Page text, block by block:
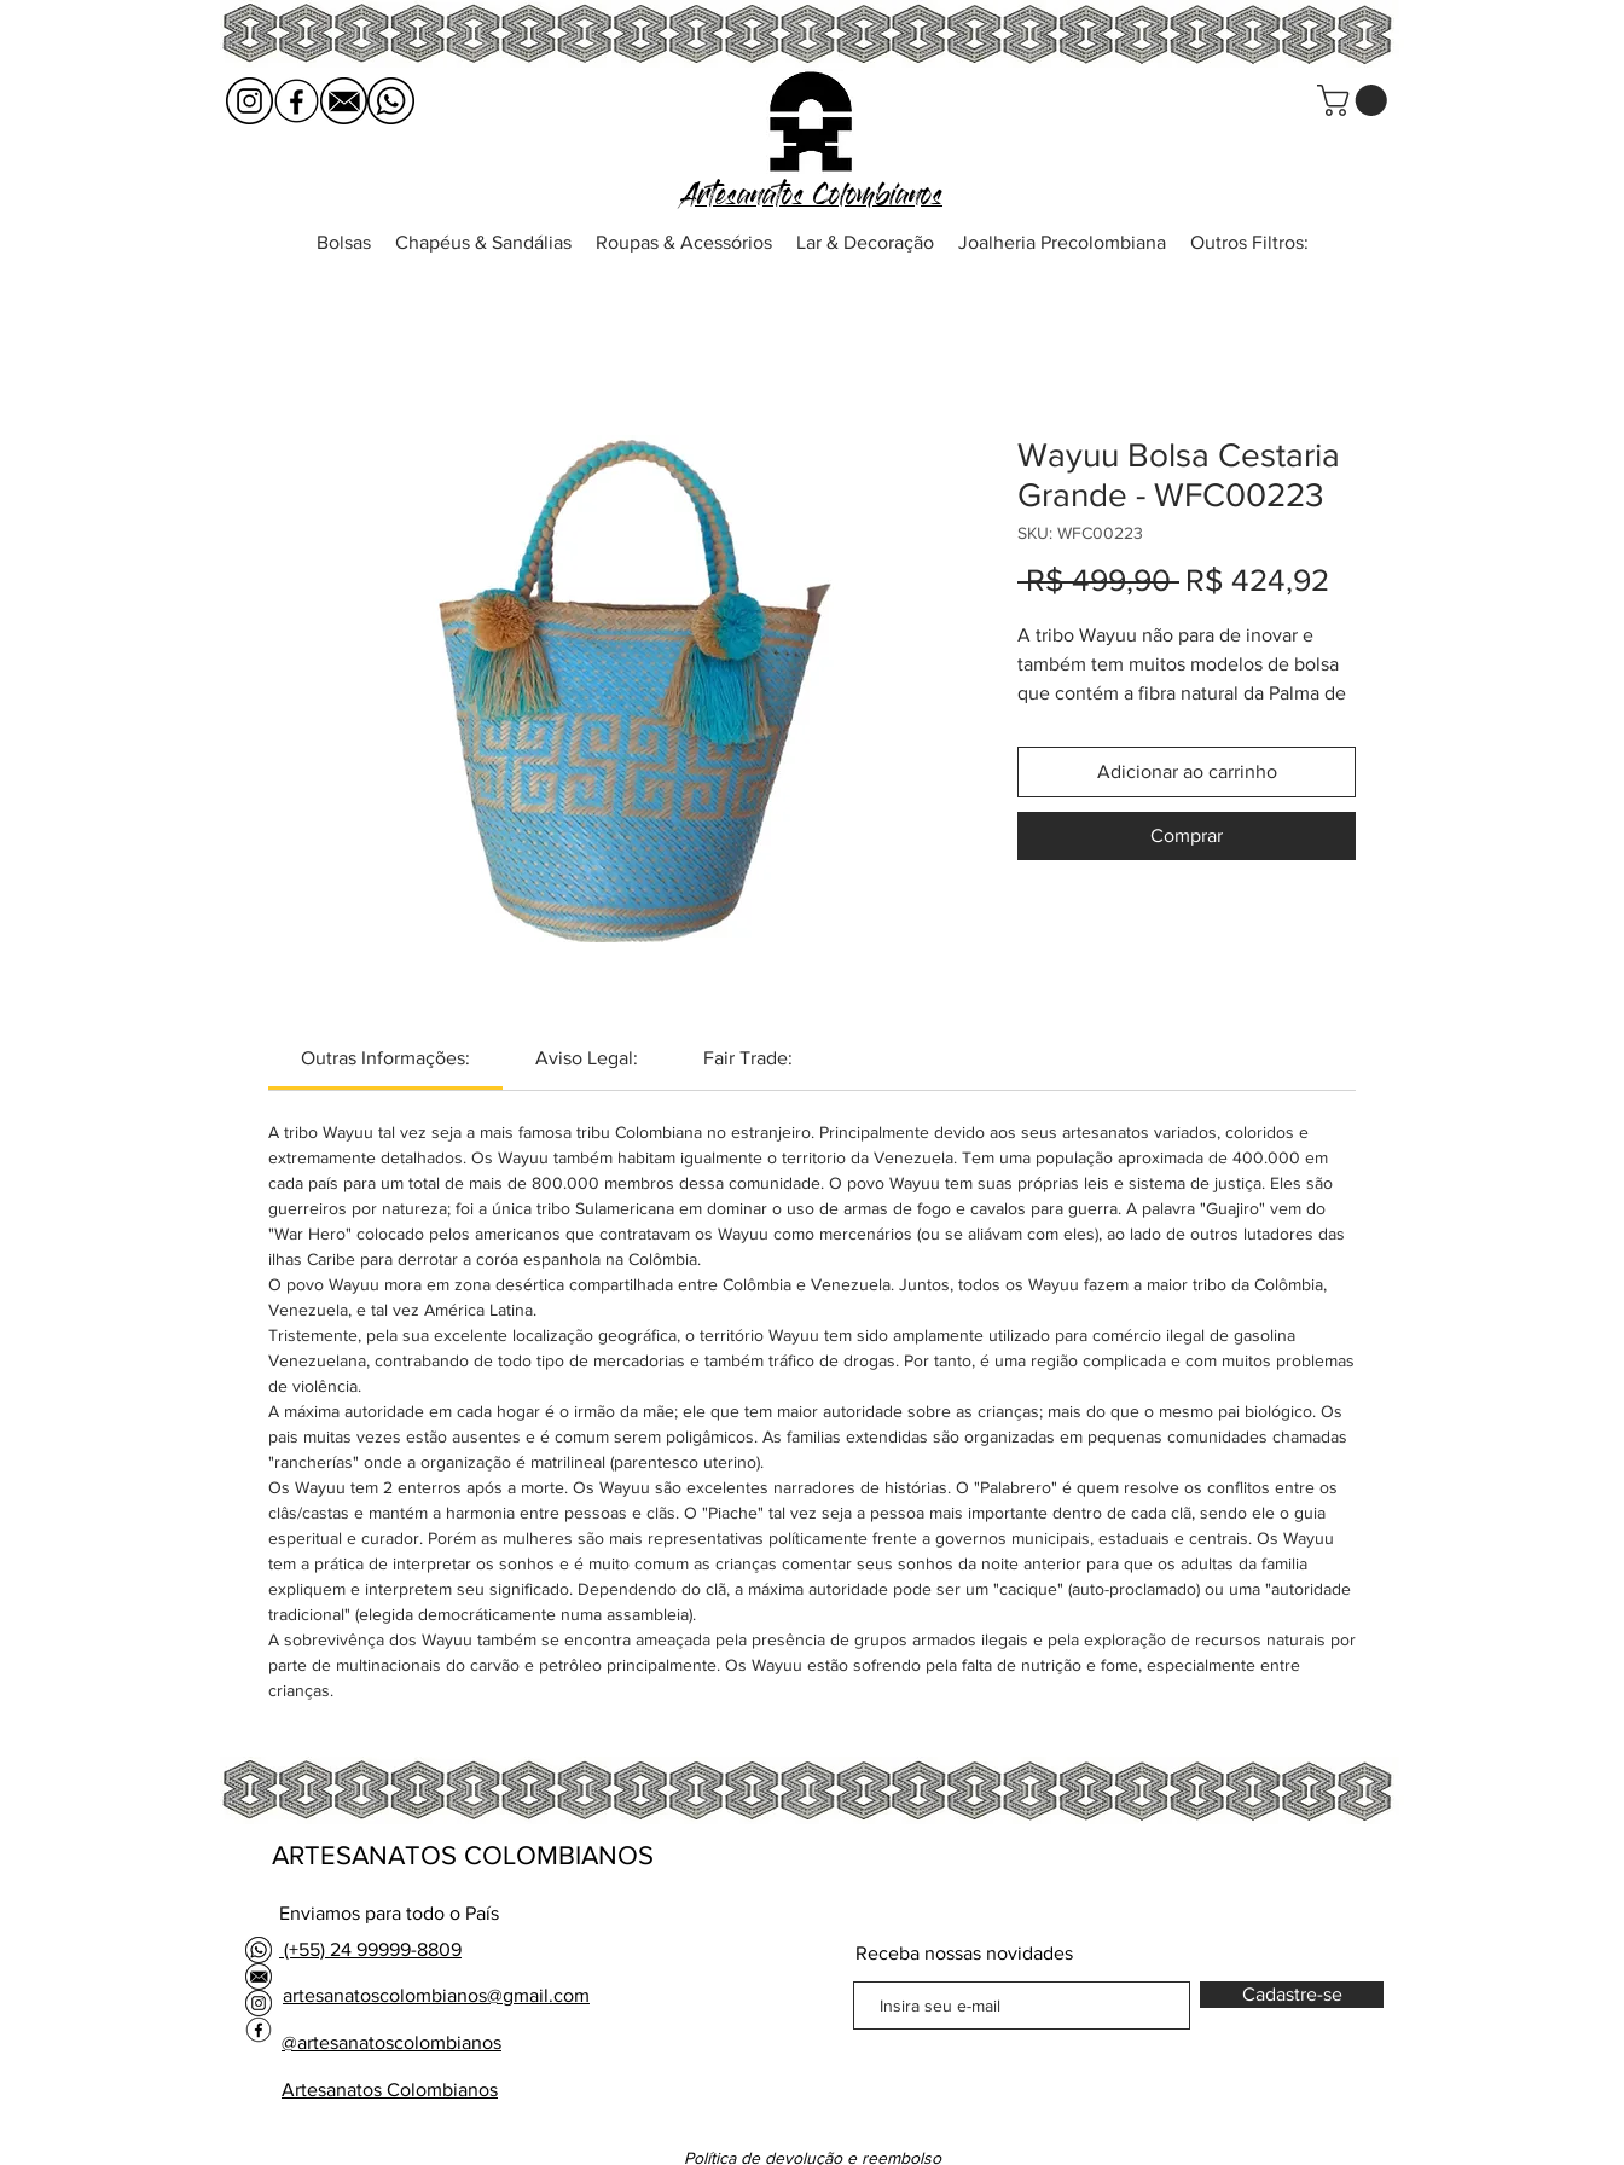
Artesanatos Colombianos
Bolsas Chapéus & Sandálias Roupas & Acessórios Lar & Decoração Joalheria Precolombiana Outros Filtros:
Wayuu Bolsa Cestaria
Grande - WFC00223
SKU: WFC00223
R$ 499,90 Preço
R$ 424,92
A tribo Wayuu não para de inovar e
também tem muitos modelos de bolsa
que contém a fibra natural da Palma de
adequadamente na floresta da Serra da
Macuira (Guajira) misteriosamente
localizada no meio de uma vasta região
desértica no extremo norte da
Colômbia. Alças e pompons feitos
Adicionar ao carrinho
Comprar
Outras Informações: Aviso Legal: Fair Trade:
A tribo Wayuu tal vez seja a mais famosa tribu Colombiana no estranjeiro. Principalmente devido aos seus artesanatos variados, coloridos e
extremamente detalhados. Os Wayuu também habitam igualmente o territorio da Venezuela. Tem uma população aproximada de 400.000 em
cada país para um total de mais de 800.000 membros dessa comunidade. O povo Wayuu tem suas próprias leis e sistema de justiça. Eles são
guerreiros por natureza; foi a única tribo Sulamericana em dominar o uso de armas de fogo e cavalos para guerra. A palavra "Guajiro" vem do
"War Hero" colocado pelos americanos que contratavam os Wayuu como mercenários (ou se aliávam com eles), ao lado de outros lutadores das
ilhas Caribe para derrotar a coróa espanhola na Colômbia.
O povo Wayuu mora em zona desértica compartilhada entre Colômbia e Venezuela. Juntos, todos os Wayuu fazem a maior tribo da Colômbia,
Venezuela, e tal vez América Latina.
Tristemente, pela sua excelente localização geográfica, o território Wayuu tem sido amplamente utilizado para comércio ilegal de gasolina
Venezuelana, contrabando de todo tipo de mercadorias e também tráfico de drogas. Por tanto, é uma região complicada e com muitos problemas
de violência.
A máxima autoridade em cada hogar é o irmão da mãe; ele que tem maior autoridade sobre as crianças; mais do que o mesmo pai biológico. Os
pais muitas vezes estão ausentes e é comum serem poligâmicos. As familias extendidas são organizadas em pequenas comunidades chamadas
"rancherías" onde a organização é matrilineal (parentesco uterino).
Os Wayuu tem 2 enterros após a morte. Os Wayuu são excelentes narradores de histórias. O "Palabrero" é quem resolve os conflitos entre os
clâs/castas e mantém a harmonia entre pessoas e clãs. O "Piache" tal vez seja a pessoa mais importante dentro de cada clã, sendo ele o guia
esperitual e curador. Porém as mulheres são mais representativas políticamente frente a governos municipais, estaduais e centrais. Os Wayuu
tem a prática de interpretar os sonhos e é muito comum as crianças comentar seus sonhos da noite anterior para que os adultas da familia
expliquem e interpretem seu significado. Dependendo do clã, a máxima autoridade pode ser um "cacique" (auto-proclamado) ou uma "autoridade
tradicional" (elegida democráticamente numa assambleia).
A sobrevivênça dos Wayuu também se encontra ameaçada pela presência de grupos armados ilegais e pela exploração de recursos naturais por
parte de multinacionais do carvão e petrôleo principalmente. Os Wayuu estão sofrendo pela falta de nutrição e fome, especialmente entre
crianças.
ARTESANATOS COLOMBIANOS
Enviamos para todo o País
(+55) 24 99999-8809
artesanatoscolombianos@gmail.com
@artesanatoscolombianos
Artesanatos Colombianos
Receba nossas novidades
Cadastre-se
Política de devolução e reembolso